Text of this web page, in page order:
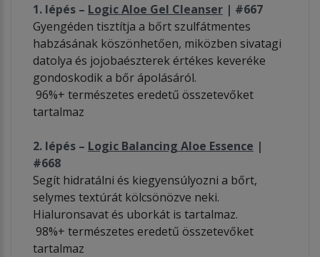
1. lépés – Logic Aloe Gel Cleanser | #667
Gyengéden tisztítja a bőrt szulfátmentes
habzásának köszönhetően, miközben sivatagi
datolya és jojobaészterek értékes keveréke
gondoskodik a bőr ápolásáról.
96%+ természetes eredetű összetevőket
tartalmaz
2. lépés – Logic Balancing Aloe Essence |
#668
Segít hidratálni és kiegyensúlyozni a bőrt,
selymes textúrát kölcsönözve neki.
Hialuronsavat és uborkát is tartalmaz.
98%+ természetes eredetű összetevőket
tartalmaz